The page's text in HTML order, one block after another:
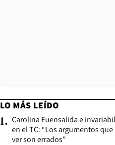
LO MÁS LEÍDO
1. Carolina Fuensalida e
en el TC: “Los argumentos
ver son errados”